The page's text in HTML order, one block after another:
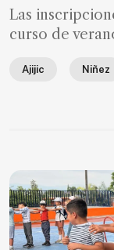
Nacional
Opinión
Ecología
Movilidad
Seguridad
Las
curso de
Ajijic Niñez